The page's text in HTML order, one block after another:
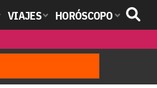
VIAJES HORÓSCOPO